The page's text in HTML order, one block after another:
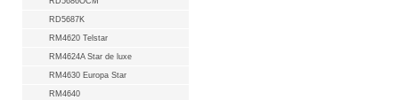
RD5687K
RM4620 Telstar
RM4624A Star de luxe
RM4630 Europa Star
RM4640